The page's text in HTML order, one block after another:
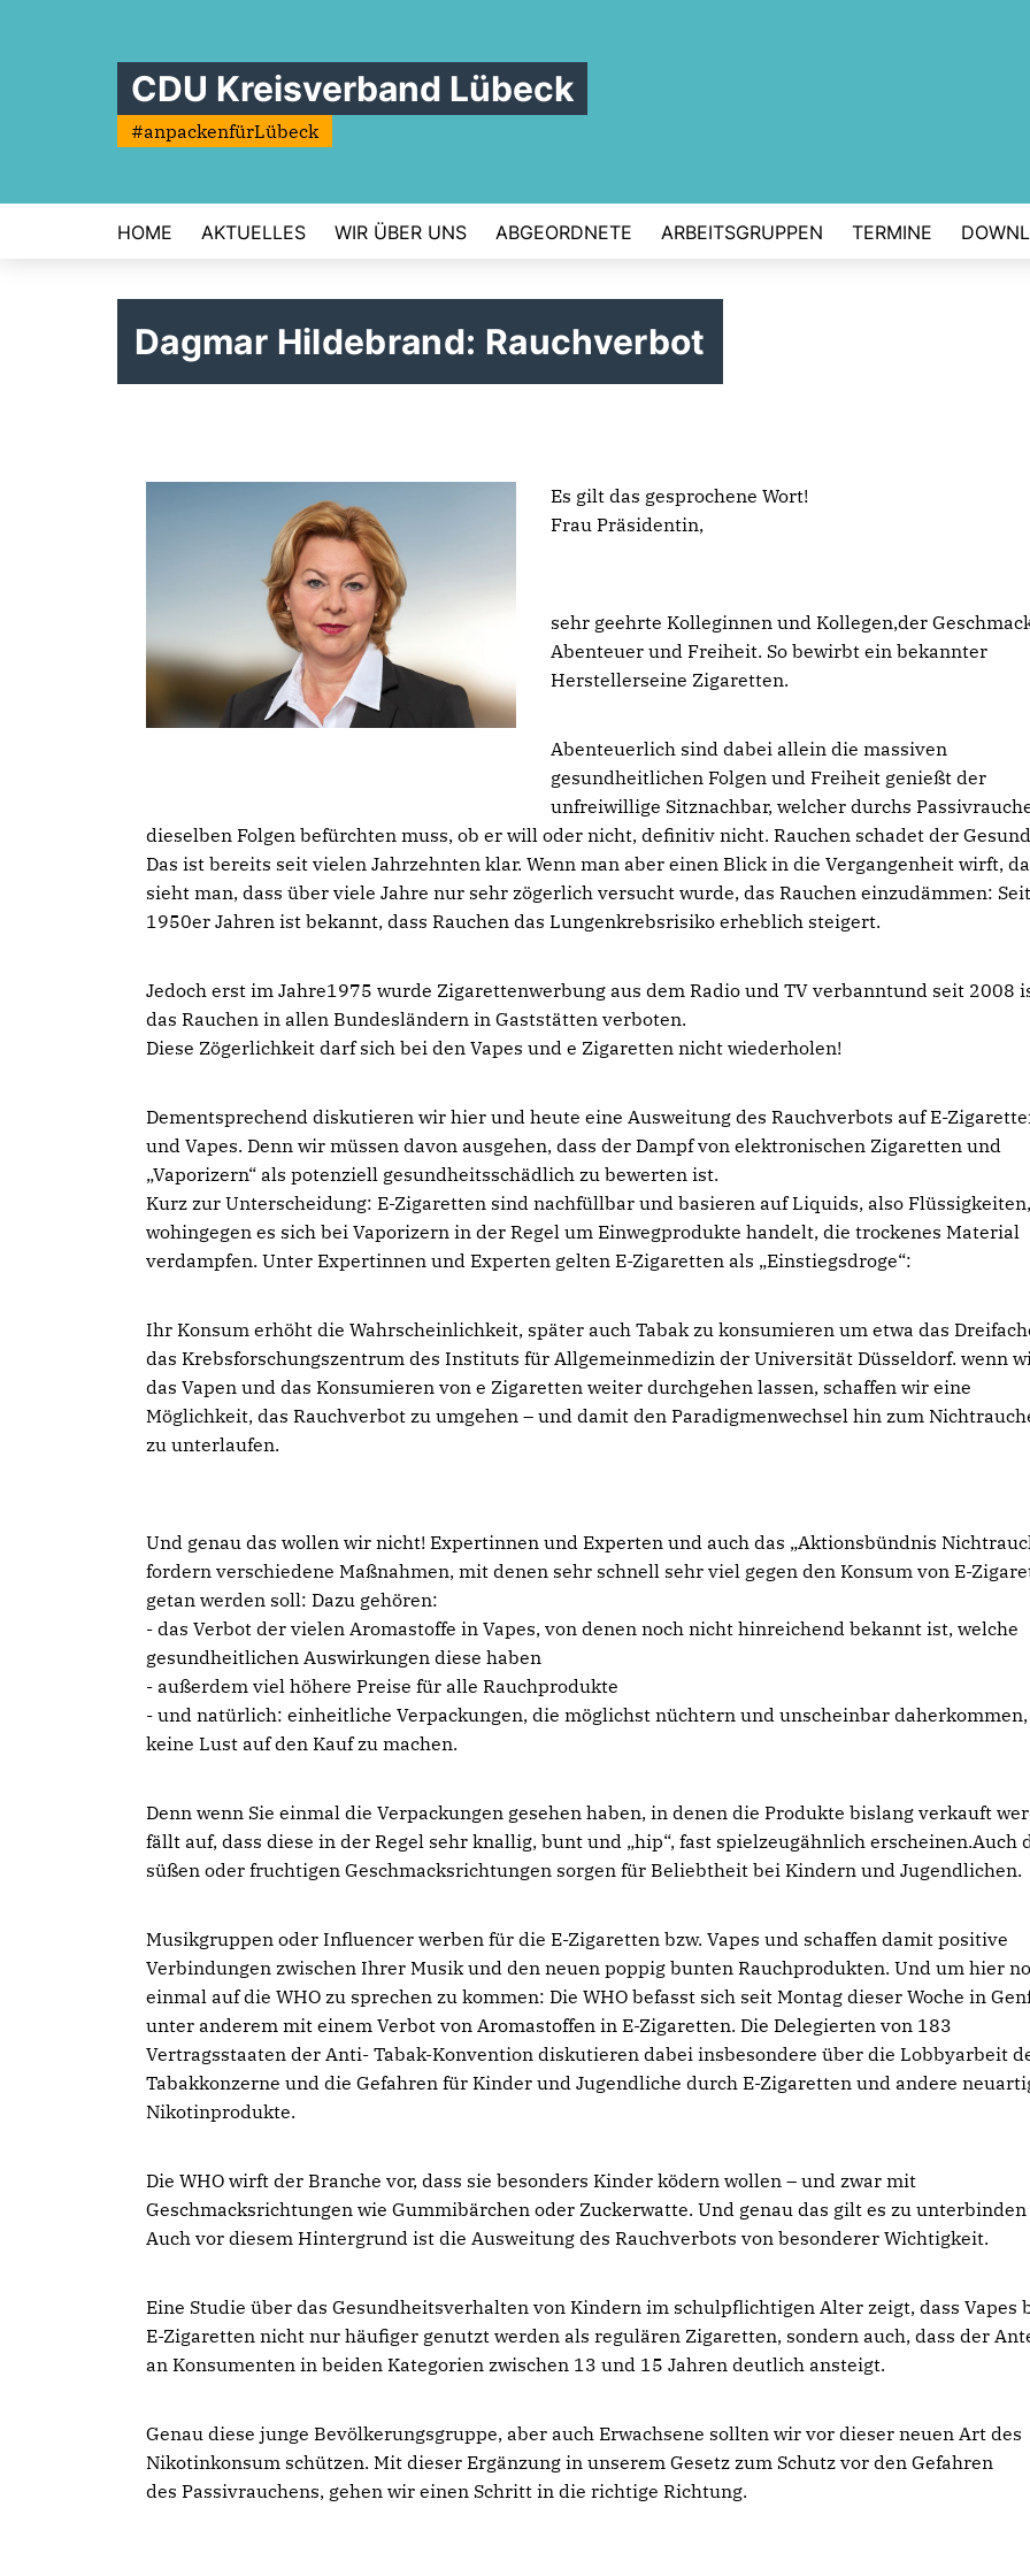
CDU Kreisverband Lübeck
#anpackenfürLübeck
HOME AKTUELLES WIR ÜBER UNS ABGEORDNETE ARBEITSGRUPPEN TERMINE
Dagmar Hildebrand: Rauchverbot
Es gilt das gesprochene Wort!
Frau Präsidentin,
sehr geehrte Kolleginnen und Kollegen,der
Abenteuer und Freiheit. So bewirbt ein bekannter
Herstellerseine Zigaretten.
Abenteuerlich sind dabei allein die massiven
gesundheitlichen Folgen und Freiheit genießt der
unfreiwillige Sitznachbar, welcher durchs
dieselben Folgen befürchten muss, ob er will oder nicht, definitiv nicht. Rauchen schadet der
Das ist bereits seit vielen Jahrzehnten klar. Wenn man aber einen Blick in die Vergangenheit wirft,
sieht man, dass über viele Jahre nur sehr zögerlich versucht wurde, das Rauchen einzudämmen:
1950er Jahren ist bekannt, dass Rauchen das Lungenkrebsrisiko erheblich steigert.
Jedoch erst im Jahre1975 wurde Zigarettenwerbung aus dem Radio und TV verbanntund seit 2008
das Rauchen in allen Bundesländern in Gaststätten verboten.
Diese Zögerlichkeit darf sich bei den Vapes und e Zigaretten nicht wiederholen!
Dementsprechend diskutieren wir hier und heute eine Ausweitung des Rauchverbots auf E-
und Vapes. Denn wir müssen davon ausgehen, dass der Dampf von elektronischen Zigaretten und
Vaporizern“ als potenziell gesundheitsschädlich zu bewerten ist.
Kurz zur Unterscheidung: E-Zigaretten sind nachfüllbar und basieren auf Liquids, also Flüssigkeiten,
wohingegen es sich bei Vaporizern in der Regel um Einwegprodukte handelt, die trockenes Material
verdampfen. Unter Expertinnen und Experten gelten E-Zigaretten als „Einstiegsdroge“:
Ihr Konsum erhöht die Wahrscheinlichkeit, später auch Tabak zu konsumieren um etwa das
das Krebsforschungszentrum des Instituts für Allgemeinmedizin der Universität Düsseldorf. wenn
das Vapen und das Konsumieren von e Zigaretten weiter durchgehen lassen, schaffen wir eine
Möglichkeit, das Rauchverbot zu umgehen – und damit den Paradigmenwechsel hin zum
zu unterlaufen.
Und genau das wollen wir nicht! Expertinnen und Experten und auch das „Aktionsbündnis
fordern verschiedene Maßnahmen, mit denen sehr schnell sehr viel gegen den Konsum von E-
getan werden soll: Dazu gehören:
- das Verbot der vielen Aromastoffe in Vapes, von denen noch nicht hinreichend bekannt ist, welche
gesundheitlichen Auswirkungen diese haben
- außerdem viel höhere Preise für alle Rauchprodukte
- und natürlich: einheitliche Verpackungen, die möglichst nüchtern und unscheinbar
keine Lust auf den Kauf zu machen.
Denn wenn Sie einmal die Verpackungen gesehen haben, in denen die Produkte bislang verkauft
fällt auf, dass diese in der Regel sehr knallig, bunt und „hip“, fast spielzeugähnlich erscheinen.Auch
süßen oder fruchtigen Geschmacksrichtungen sorgen für Beliebtheit bei Kindern und Jugendlichen.
Musikgruppen oder Influencer werben für die E-Zigaretten bzw. Vapes und schaffen damit positive
Verbindungen zwischen Ihrer Musik und den neuen poppig bunten Rauchprodukten. Und um hier
einmal auf die WHO zu sprechen zu kommen: Die WHO befasst sich seit Montag dieser Woche in
unter anderem mit einem Verbot von Aromastoffen in E-Zigaretten. Die Delegierten von 183
Vertragsstaaten der Anti- Tabak-Konvention diskutieren dabei insbesondere über die Lobbyarbeit
Tabakkonzerne und die Gefahren für Kinder und Jugendliche durch E-Zigaretten und andere
Nikotinprodukte.
Die WHO wirft der Branche vor, dass sie besonders Kinder ködern wollen – und zwar mit
Geschmacksrichtungen wie Gummibärchen oder Zuckerwatte. Und genau das gilt es zu unterbinden
Auch vor diesem Hintergrund ist die Ausweitung des Rauchverbots von besonderer Wichtigkeit.
Eine Studie über das Gesundheitsverhalten von Kindern im schulpflichtigen Alter zeigt, dass Vapes
E-Zigaretten nicht nur häufiger genutzt werden als regulären Zigaretten, sondern auch, dass der
an Konsumenten in beiden Kategorien zwischen 13 und 15 Jahren deutlich ansteigt.
Genau diese junge Bevölkerungsgruppe, aber auch Erwachsene sollten wir vor dieser neuen Art des
Nikotinkonsum schützen. Mit dieser Ergänzung in unserem Gesetz zum Schutz vor den Gefahren
des Passivrauchens, gehen wir einen Schritt in die richtige Richtung.